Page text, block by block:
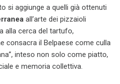
si aggiunge a quelli già ottenuti
all’arte dei pizzaioli
alla cerca del tartufo,
consacra il Belpaese come culla
inteso non solo come piatto,
e memoria collettiva.